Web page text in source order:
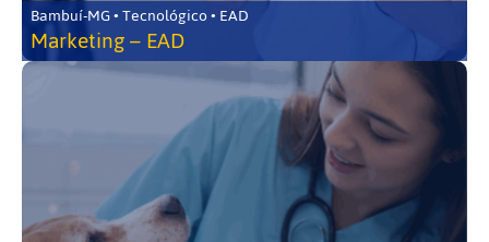
Bambuí-MG • Tecnológico • EAD
Marketing – EAD